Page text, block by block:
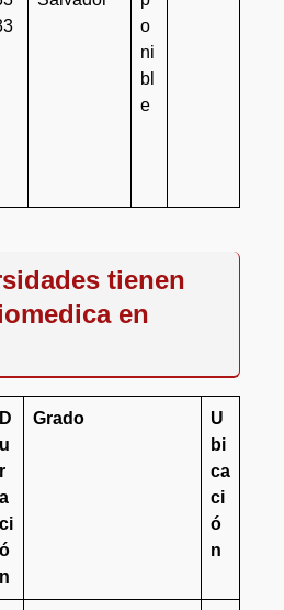
o
ni
bl
e
tienen
en
D
u
r
a
ci
ó
n
Grado
U
bi
ca
ci
ó
n